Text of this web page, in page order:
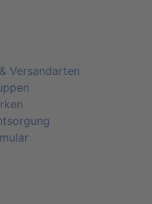
Versandarten